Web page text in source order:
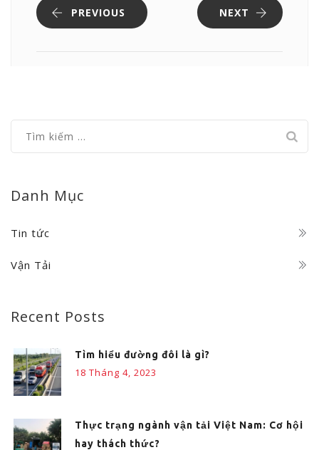
PREVIOUS NEXT
kiếm
Danh Mục
Tin tức
Vận Tải
Recent Posts
Tìm hiểu đường đôi là gì?
18 Tháng 4, 2023
Thực trạng ngành vận tải Việt Nam: Cơ hội
hay thách thức?